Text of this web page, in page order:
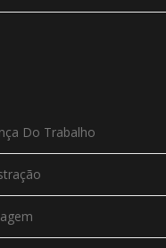
Do Trabalho